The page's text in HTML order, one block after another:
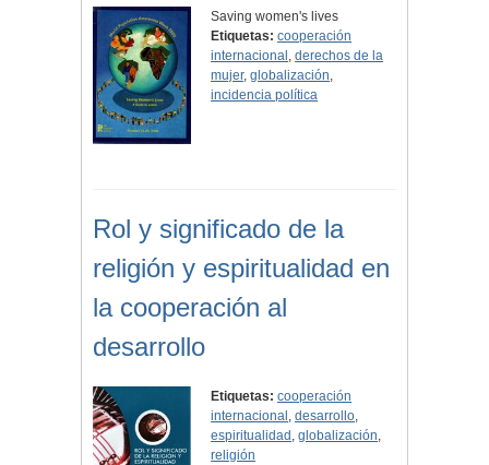
Saving women's lives
Etiquetas: cooperación
internacional ,derechos de la
mujer,globalización,
incidencia política
Rol y significado de la
religión y espiritualidad en
la cooperación al
desarrollo
Etiquetas: cooperación
internacional ,desarrollo,
espiritualidad ,globalización,
religión